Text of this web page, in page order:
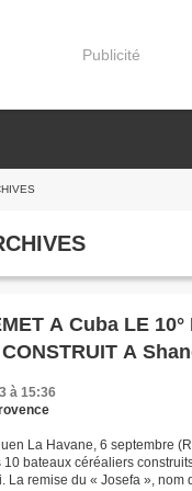
Publicité
A Cuba LE 10°
A
à 15:36
La Havane, 6 septembre
bateaux céréaliers
La remise du « Josefa », nom